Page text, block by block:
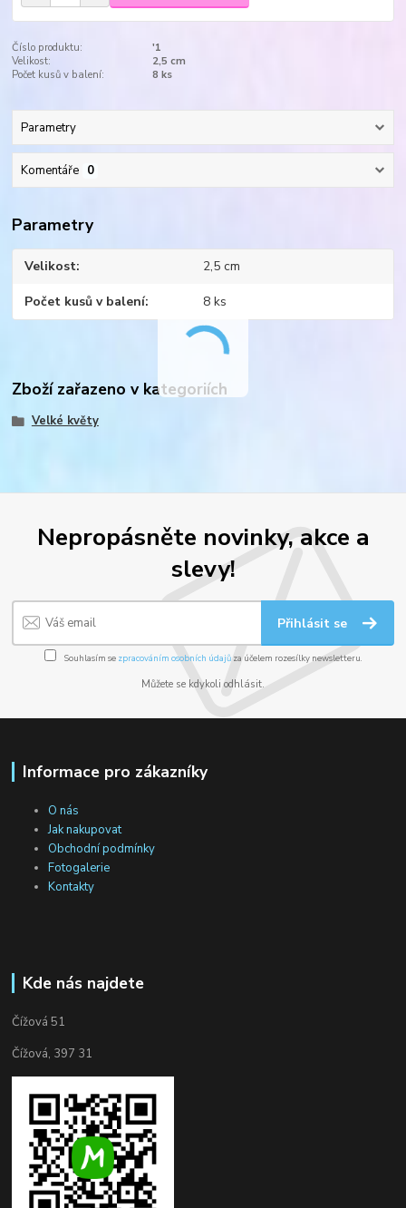
Číslo produktu:
'1
Velikost:
2,5 cm
Počet kusů v balení:
8 ks
Parametry
Komentáře 0
Parametry
Velikost 2,5 cm
Počet kusů v balení 8 ks
Zboží zařazeno v kategoriích
Velké květy
Nepropásněte novinky, akce a
slevy!
Přihlásit se
Souhlasím se zpracováním osobních údajůza účelem rozesílky newsletteru.
Můžete se kdykoli odhlásit.
Informace pro zákazníky
O nás
Jak nakupovat
Obchodní podmínky
Fotogalerie
Kontakty
Kde nás najdete
Čížová 51
Čížová, 397 31